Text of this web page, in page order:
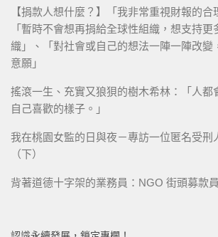
【捐款人想什麼？】「我非常重視財報的合
「暫時不會想再捐給全球性組織，想支持更
織」、「對社會或自己的想法一陣一陣改變
意願」
搖滾一生、充實又狼狽的樹木希林：「人都
自己喜歡的樣子。」
我在桃園女監的日與夜－專訪一位匿名受刑
（下）
背著道德十字架的業務員：NGO 街頭募款